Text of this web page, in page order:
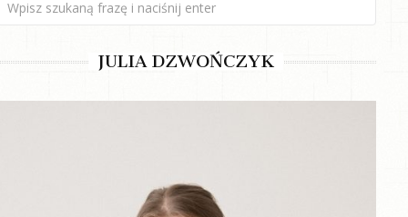
JULIA DZWOŃCZYK